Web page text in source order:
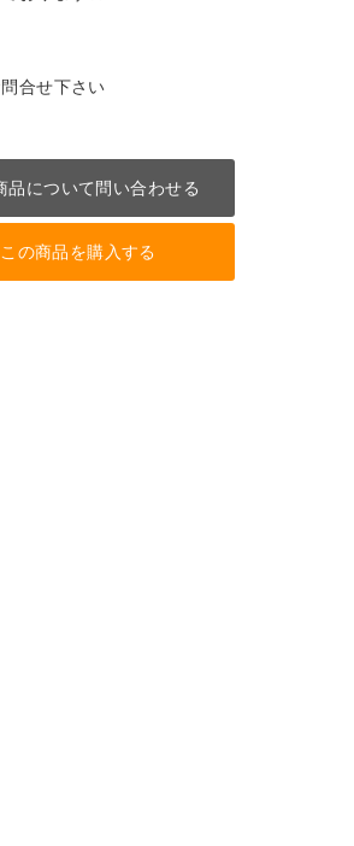
合せ下さい
品について問い合わせる
この商品を購入する